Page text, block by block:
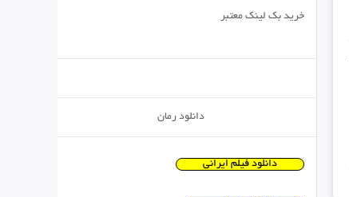
خرید بک لینک معتبر
دانلود رمان
دانلود فیلم ایرانی